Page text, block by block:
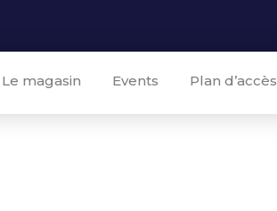
Le magasin Events Plan d’accès